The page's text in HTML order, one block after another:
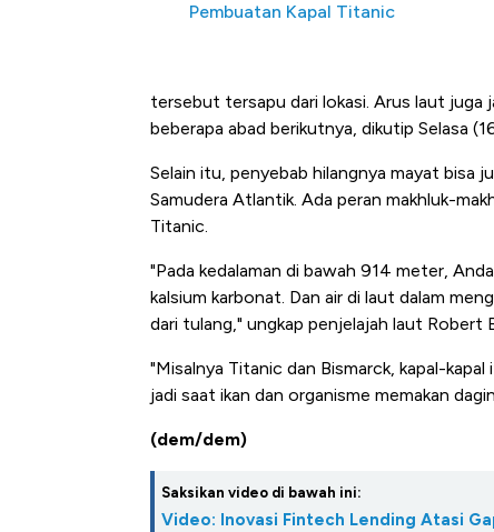
Pembuatan Kapal Titanic
tersebut tersapu dari lokasi. Arus laut juga
beberapa abad berikutnya, dikutip Selasa
Selain itu, penyebab hilangnya mayat bisa
Samudera Atlantik. Ada peran makhluk-
Titanic.
"Pada kedalaman di bawah 914 meter,
kalsium karbonat. Dan air di laut dalam
dari tulang," ungkap penjelajah laut Robert
"Misalnya Titanic dan Bismarck, kapal-
jadi saat ikan dan organisme memakan
(dem/dem)
Saksikan video di bawah ini:
Video: Inovasi Fintech Lending Atasi